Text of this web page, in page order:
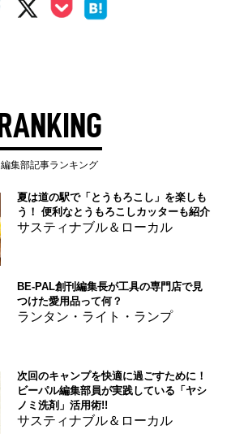
RANKING
編集部記事ランキング
夏は道の駅で「とうもろこし」を楽しも
う！ 便利なとうもろこしカッターも紹介
サスティナブル＆ローカル
BE-PAL創刊編集長が工具の専門店で見
つけた愛用品って何？
ランタン・ライト・ランプ
次回のキャンプを快適に過ごすために！
ビーパル編集部員が実践している「ヤシ
ノミ洗剤」活用術!!
サスティナブル＆ローカル